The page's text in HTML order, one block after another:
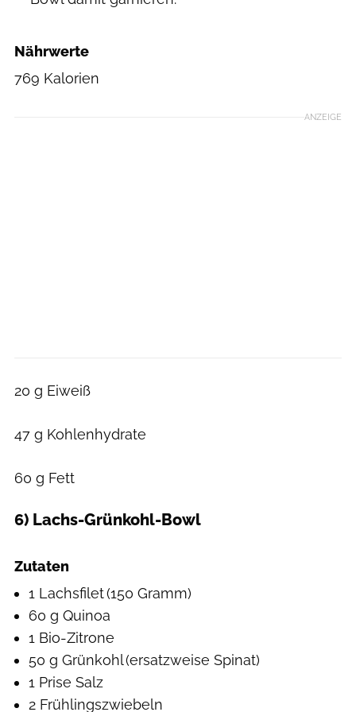
Nährwerte
769 Kalorien
ANZEIGE
20 g Eiweiß
47 g Kohlenhydrate
60 g Fett
6) Lachs-Grünkohl-Bowl
Zutaten
1 Lachsfilet (150 Gramm)
60 g Quinoa
1 Bio-Zitrone
50 g Grünkohl (ersatzweise Spinat)
1 Prise Salz
2 Frühlingszwiebeln